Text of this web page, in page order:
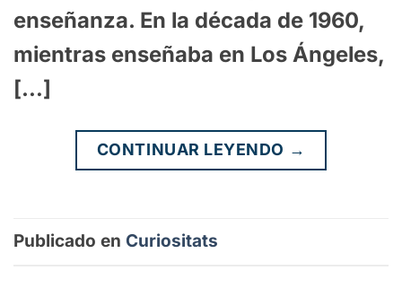
enseñanza. En la década de 1960,
mientras enseñaba en Los Ángeles,
[…]
CONTINUAR LEYENDO →
Publicado en Curiositats